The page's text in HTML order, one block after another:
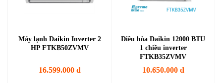
Máy lạnh Daikin Inverter 2
HP FTKB50ZVMV
16.599.000 đ
Điều hòa Daikin 12000 BTU
1 chiều inverter
FTKB35ZVMV
10.650.000 đ